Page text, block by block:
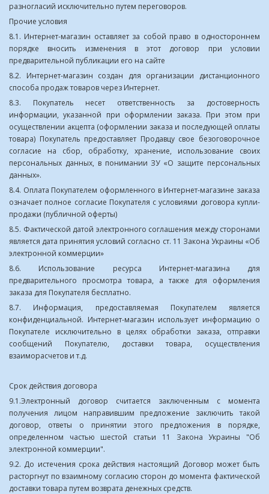
разногласий исключительно путем переговоров.
Прочие условия
8.1. Интернет-магазин оставляет за собой право в одностороннем
порядке вносить изменения в этот договор при условии
предварительной публикации его на сайте
8.2. Интернет-магазин создан для организации дистанционного
способа продаж товаров через Интернет.
8.3. Покупатель несет ответственность за достоверность
информации, указанной при оформлении заказа. При этом при
осуществлении акцепта (оформлении заказа и последующей оплаты
товара) Покупатель предоставляет Продавцу свое безоговорочное
согласие на сбор, обработку, хранение, использование своих
персональных данных, в понимании ЗУ «О защите персональных
данных».
8.4. Оплата Покупателем оформленного в Интернет-магазине заказа
означает полное согласие Покупателя с условиями договора купли-
продажи (публичной оферты)
8.5. Фактической датой электронного соглашения между сторонами
является дата принятия условий согласно ст. 11 Закона Украины «Об
электронной коммерции»
8.6. Использование ресурса Интернет-магазина для
предварительного просмотра товара, а также для оформления
заказа для Покупателя бесплатно.
8.7. Информация, предоставляемая Покупателем является
конфиденциальной. Интернет-магазин использует информацию о
Покупателе исключительно в целях обработки заказа, отправки
сообщений Покупателю, доставки товара, осуществления
взаиморасчетов и т.д.
Срок действия договора
9.1.Электронный договор считается заключенным с момента
получения лицом направившим предложение заключить такой
договор, ответы о принятии этого предложения в порядке,
определенном частью шестой статьи 11 Закона Украины "Об
электронной коммерции".
9.2. До истечения срока действия настоящий Договор может быть
расторгнут по взаимному согласию сторон до момента фактической
доставки товара путем возврата денежных средств.